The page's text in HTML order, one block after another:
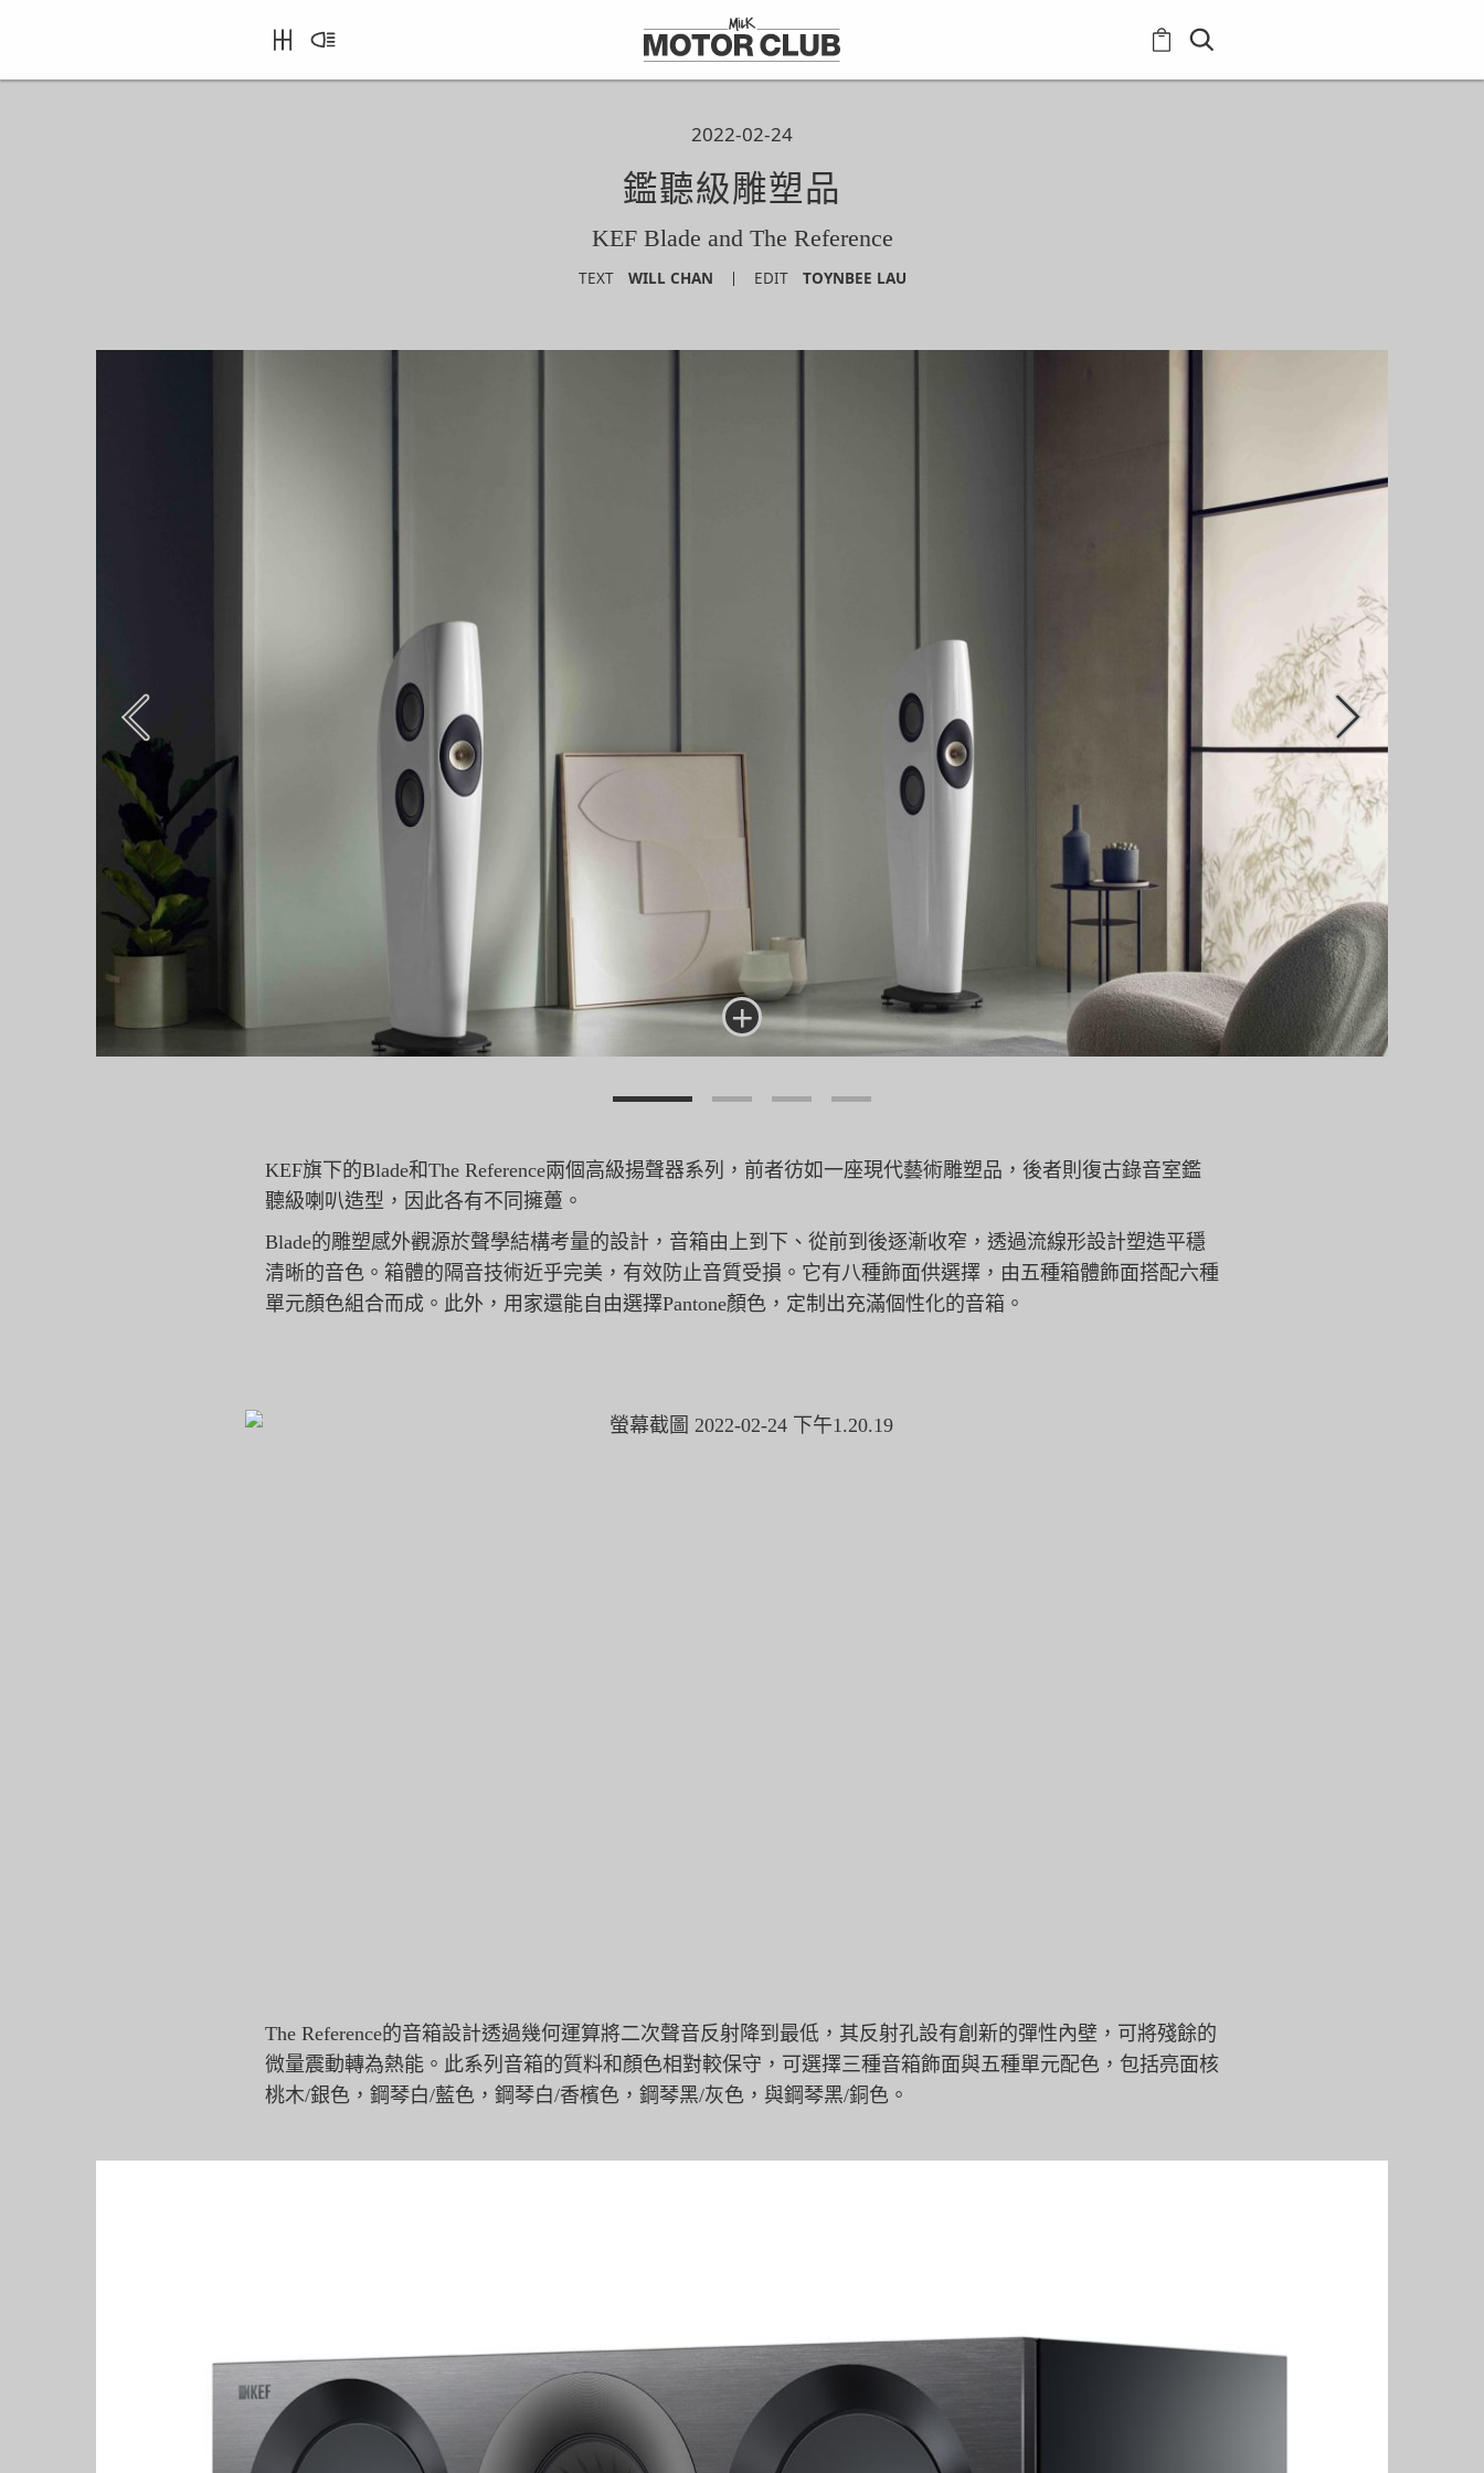
2022-02-24
鑑聽級雕塑品
KEF Blade and The Reference
TEXT WILL CHAN EDIT TOYNBEE LAU
+
KEF旗下的Blade和The Reference兩個高級揚聲器系列， 前者彷如一座現代藝術雕塑品，後者則復古錄音室鑑
聽級喇叭造型， 因此各有不同擁躉。
Blade的雕塑感外觀源於聲學結構考量的設計，音箱由上到下、 從前到後逐漸收窄，透過流線形設計塑造平穩
清晰的音色。 箱體的隔音技術近乎完美，有效防止音質受損。它有八種飾面供選擇， 由五種箱體飾面搭配六種
單元顏色組合而成。此外，用家還能自由選擇Pantone顏色，定制出充滿個性化的音箱。
The Reference的音箱設計透過幾何運算將二次聲音反射降到最低，其反射孔設有創新的彈性內壁，可將殘餘的
微量震動轉為熱能。 此系列音箱的質料和顏色相對較保守， 可選擇三種音箱飾面與五種單元配色，包括亮面核
桃木/銀色， 鋼琴白/藍色，鋼琴白/香檳色，鋼琴黑/灰色，與鋼琴黑/銅色。